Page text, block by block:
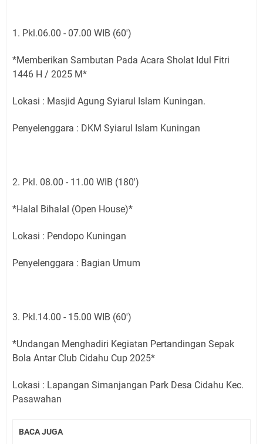
1. Pkl.06.00 - 07.00 WIB (60')
*Memberikan Sambutan Pada Acara Sholat Idul Fitri
1446 H / 2025 M*
Lokasi : Masjid Agung Syiarul Islam Kuningan.
Penyelenggara : DKM Syiarul Islam Kuningan
2. Pkl. 08.00 - 11.00 WIB (180')
*Halal Bihalal (Open House)*
Lokasi : Pendopo Kuningan
Penyelenggara : Bagian Umum
3. Pkl.14.00 - 15.00 WIB (60')
*Undangan Menghadiri Kegiatan Pertandingan Sepak
Bola Antar Club Cidahu Cup 2025*
Lokasi : Lapangan Simanjangan Park Desa Cidahu Kec.
Pasawahan
BACA JUGA